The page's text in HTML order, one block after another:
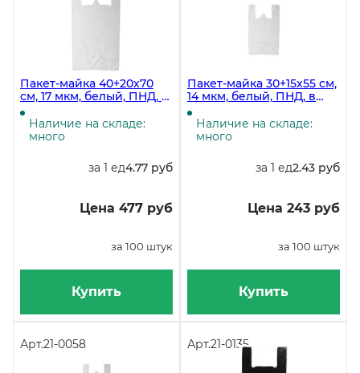
Пакет-майка 40+20х70
см, 17 мкм, белый, ПНД, в
упаковке 100 штук, в
коробке 2000 штук
Наличие на складе:
много
за 1 ед4.77 руб
Цена 477 руб
за 100 штук
Купить
Пакет-майка 30+15х55 см,
14 мкм, белый, ПНД, в
упаковке 100 штук, в
коробке 3000 штук
Наличие на складе:
много
за 1 ед2.43 руб
Цена 243 руб
за 100 штук
Купить
Арт.21-0058 Арт.21-0135